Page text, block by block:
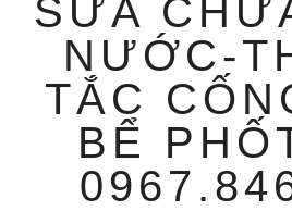
SỬA
NƯỚC-
TẮC
BỂ